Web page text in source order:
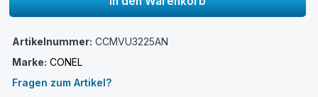
Artikelnummer: CCMVU3225AN
Marke: CONEL
Fragen zum Artikel?